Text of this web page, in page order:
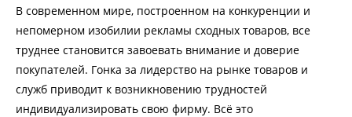
В современном мире, построенном на конкуренции и
непомерном изобилии рекламы сходных товаров, все
труднее становится завоевать внимание и доверие
покупателей. Гонка за лидерство на рынке товаров и
служб приводит к возникновению трудностей
индивидуализировать свою фирму. Всё это